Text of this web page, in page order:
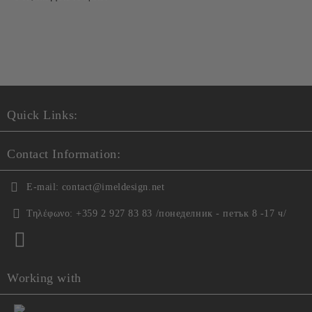
Quick Links:
Contact Information:
E-mail: contact@imeldesign.net
Τηλέφωνο: +359 2 927 83 83 /понеделник - петък 8 -17 ч/
Working with